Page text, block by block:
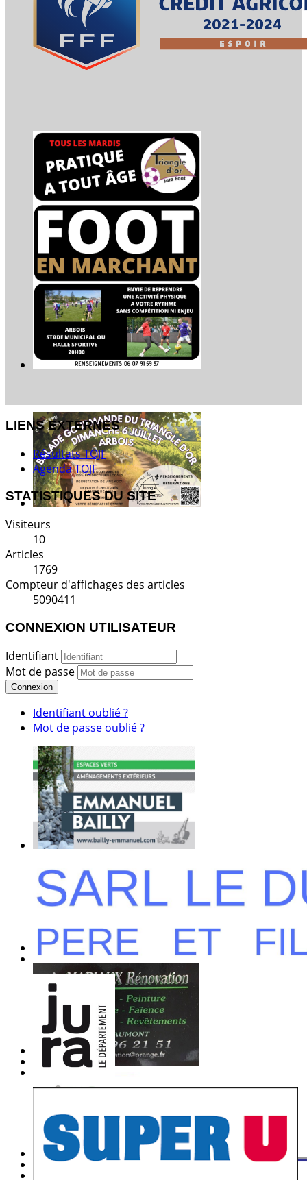
LIENS EXTERNES
Résultats TOJF
Agenda TOJF
STATISTIQUES DU SITE
Visiteurs
10
Articles
1769
Compteur d'affichages des articles
5090411
CONNEXION UTILISATEUR
Identifiant
Mot de passe
Connexion
Identifiant oublié ?
Mot de passe oublié ?